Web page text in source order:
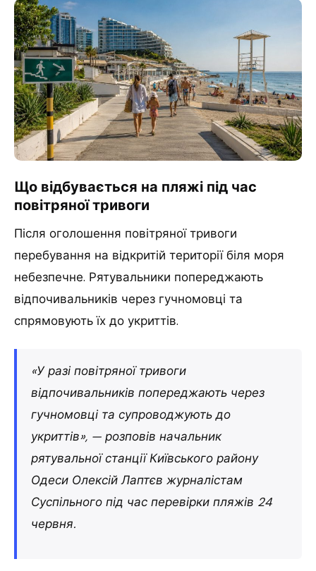
Що відбувається на пляжі під час
повітряної тривоги
Після оголошення повітряної тривоги
перебування на відкритій території біля моря
небезпечне. Рятувальники попереджають
відпочивальників через гучномовці та
спрямовують їх до укриттів.
«У разі повітряної тривоги
відпочивальників попереджають через
гучномовці та супроводжують до
укриттів», — розповів начальник
рятувальної станції Київського району
Одеси Олексій Лаптєв журналістам
Суспільного під час перевірки пляжів 24
червня.